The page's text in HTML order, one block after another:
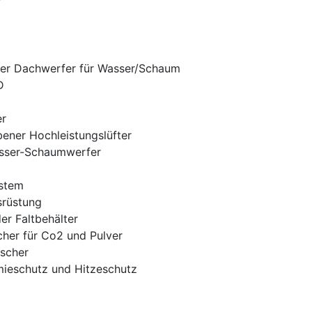
Dachwerfer für Wasser/Schaum
Hochleistungslüfter
Schaumwerfer
Faltbehälter
für Co2 und Pulver
und Hitzeschutz